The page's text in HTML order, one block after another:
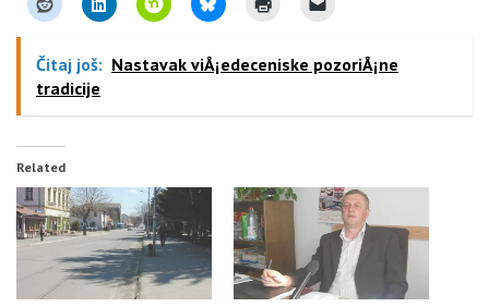
Čitaj još: Nastavak viÅ¡edeceniske pozoriÅ¡ne
tradicije
Related